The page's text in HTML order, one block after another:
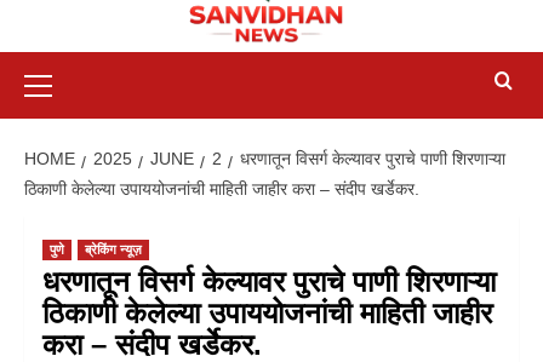
HOME 2025 JUNE 2
धरणातून विसर्ग केल्यावर पुराचे पाणी शिरणाऱ्या
ठिकाणी केलेल्या उपाययोजनांची माहिती जाहीर करा – संदीप खर्डेकर.
पुणे ब्रेकिंग न्यूज़
धरणातून विसर्ग केल्यावर पुराचे पाणी शिरणाऱ्या
ठिकाणी केलेल्या उपाययोजनांची माहिती जाहीर
करा – संदीप खर्डेकर.